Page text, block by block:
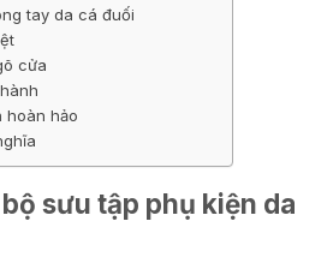
tay da cá đuối
cửa
hoàn hảo
sưu tập phụ kiện da